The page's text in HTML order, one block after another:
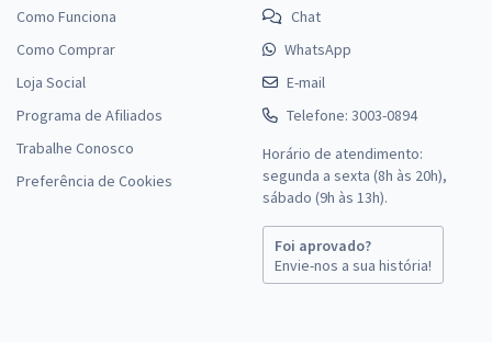
Como Funciona
Como Comprar
Loja Social
Programa de Afiliados
Trabalhe Conosco
Preferência de Cookies
Chat
WhatsApp
E-mail
Telefone: 3003-0894
Horário de atendimento:
segunda a sexta (8h às 20h),
sábado (9h às 13h).
Foi aprovado?
Envie-nos a sua história!